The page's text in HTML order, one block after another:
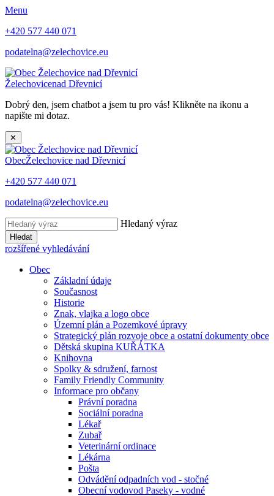
Menu
+420 577 440 071
podatelna@zelechovice.eu
Želechovicenad Dřevnicí
Dobrý den, jsem chatbot a jsem tu pro vás! Klikněte na ikonu a
napište mi dotaz.
✕
ObecŽelechovice nad Dřevnicí
+420 577 440 071
podatelna@zelechovice.eu
Hledaný výraz
Hledat
rozšířené vyhledávání
Obec
Základní údaje
Současnost
Historie
Znak, vlajka a logo obce
Územní plán a Pozemkové úpravy
Strategický plán rozvoje obce a ostatní dokumenty obce
Dětská skupina KUŘÁTKA
Knihovna
Spolky & sdružení, farnost
Family Friendly Community
Informace pro občany
Právní poradna
Sociální poradna
Lékař
Zubař
Veterinární ordinace
Lékárna
Pošta
Odvádění odpadních vod - stočné
Obecní vodovod Paseky - vodné